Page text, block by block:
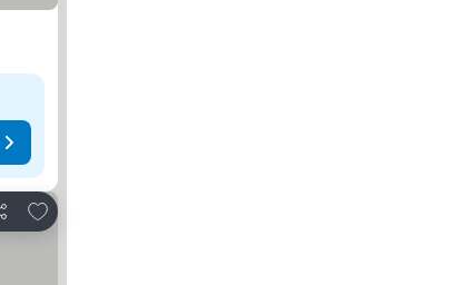
Προσθήκη στα αγαπημένα